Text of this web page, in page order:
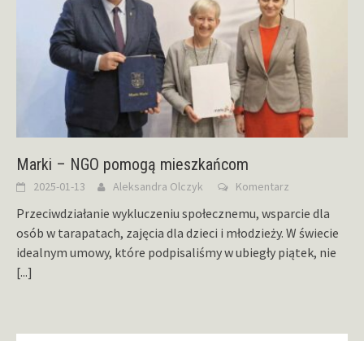
Marki – NGO pomogą mieszkańcom
2025-01-13 Aleksandra Olczyk Komentarz
Przeciwdziałanie wykluczeniu społecznemu, wsparcie dla
osób w tarapatach, zajęcia dla dzieci i młodzieży. W świecie
idealnym umowy, które podpisaliśmy w ubiegły piątek, nie
[...]